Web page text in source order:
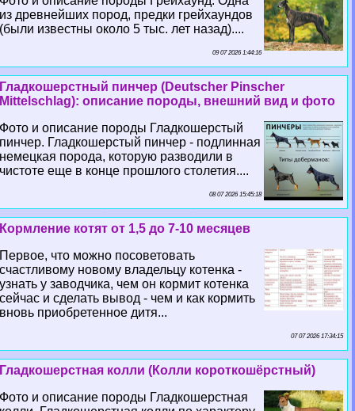
из древнейших пород, предки грейхаундов
(были известны около 5 тыс. лет назад)....
09 07 2026 1:44:16
Гладкошерстный пинчер (Deutscher Pinscher
Mittelschlag): описание породы, внешний вид и фото
Фото и описание породы Гладкошерстый
пинчер. Гладкошерстый пинчер - подлинная
немецкая порода, которую разводили в
чистоте еще в конце прошлого столетия....
08 07 2026 15:45:18
Кормление котят от 1,5 до 7-10 месяцев
Первое, что можно посоветовать
счастливому новому владельцу котенка -
узнать у заводчика, чем он кормит котенка
сейчас и сделать вывод - чем и как кормить
вновь приобретенное дитя...
07 07 2026 17:34:15
Гладкошерстная колли (Колли короткошёрстный)
Фото и описание породы Гладкошерстная